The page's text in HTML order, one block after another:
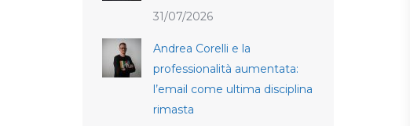
31/07/2026
Andrea Corelli e la
professionalità aumentata:
l’email come ultima disciplina
rimasta